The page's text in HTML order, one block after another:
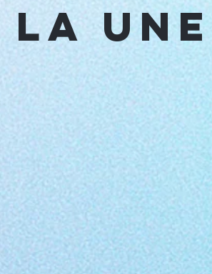
LA UNe
/
Marie Stuart
, de Friedrich von Schiller
et la
Compagnie Jordils
en novembre 2023 au
Théâtre Montansier
à Noisy-le-sec, La Manufacture - CDN de
cette saison à la La Cuisine - Théâtre